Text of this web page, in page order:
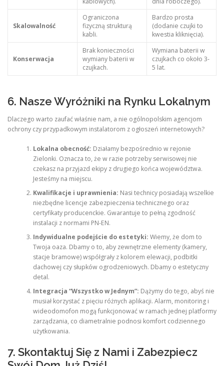
Skalowalność
Ograniczona
fizyczną strukturą
kabli.
Bardzo prosta
(dodanie czujki to
kwestia kliknięcia).
Konserwacja
Brak konieczności
wymiany baterii w
czujkach.
Wymiana baterii w
czujkach co około 3-
5 lat.
6. Nasze Wyróżniki na Rynku Lokalnym
Dlaczego warto zaufać właśnie nam, a nie ogólnopolskim agencjom
ochrony czy przypadkowym instalatorom z ogłoszeń internetowych?
Lokalna obecność: Działamy bezpośrednio w rejonie
Zielonki. Oznacza to, że w razie potrzeby serwisowej nie
czekasz na przyjazd ekipy z drugiego końca województwa.
Jesteśmy na miejscu.
Kwalifikacje i uprawnienia: Nasi technicy posiadają wszelkie
niezbędne licencje zabezpieczenia technicznego oraz
certyfikaty producenckie. Gwarantuje to pełną zgodność
instalacji z normami PN-EN.
Indywidualne podejście do estetyki: Wiemy, że dom to
Twoja oaza. Dbamy o to, aby zewnętrzne elementy (kamery,
stacje bramowe) współgrały z kolorem elewacji, podbitki
dachowej czy słupków ogrodzeniowych. Dbamy o estetyczny
detal.
Integracja “Wszystko w Jednym”: Dążymy do tego, abyś nie
musiał korzystać z pięciu różnych aplikacji. Alarm, monitoring i
wideodomofon mogą funkcjonować w ramach jednej platformy
zarządzania, co diametralnie podnosi komfort codziennego
użytkowania.
7. Skontaktuj Się z Nami i Zabezpiecz